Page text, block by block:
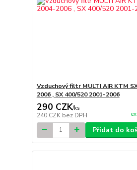
Vzduchový filtr MULTI AIR KTM
2006 , SX 400/520 2001-2006
290 CZK/ks
240 CZK bez DPH
Přidat do